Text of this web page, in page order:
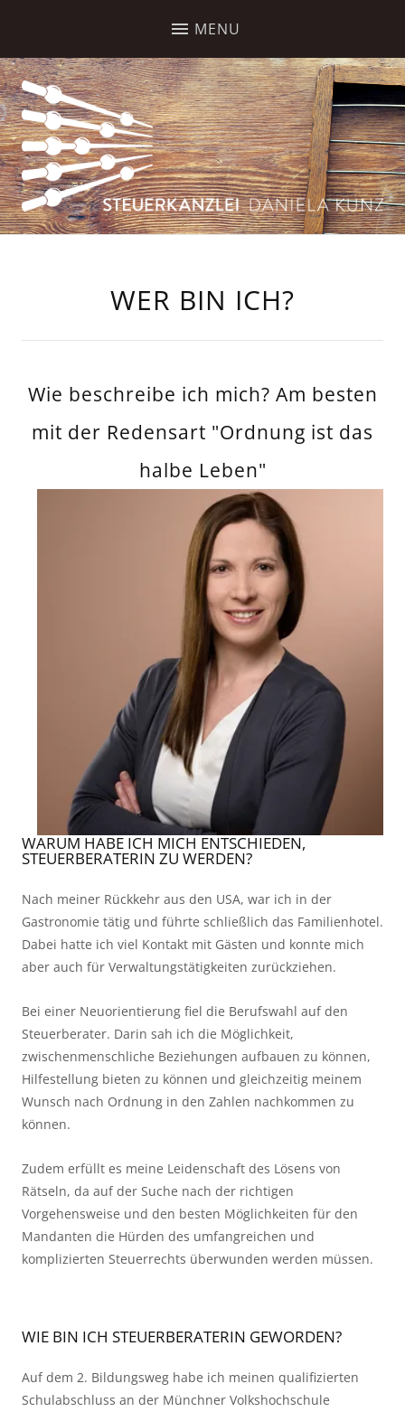
WER BIN ICH?
Wie beschreibe ich mich? Am besten
mit der Redensart "Ordnung ist das
halbe Leben"
WARUM HABE ICH MICH ENTSCHIEDEN,
STEUERBERATERIN ZU WERDEN?
Nach meiner Rückkehr aus den USA, war ich in der
Gastronomie tätig und führte schließlich das Familienhotel.
Dabei hatte ich viel Kontakt mit Gästen und konnte mich
aber auch für Verwaltungstätigkeiten zurückziehen.
Bei einer Neuorientierung fiel die Berufswahl auf den
Steuerberater. Darin sah ich die Möglichkeit,
zwischenmenschliche Beziehungen aufbauen zu können,
Hilfestellung bieten zu können und gleichzeitig meinem
Wunsch nach Ordnung in den Zahlen nachkommen zu
können.
Zudem erfüllt es meine Leidenschaft des Lösens von
Rätseln, da auf der Suche nach der richtigen
Vorgehensweise und den besten Möglichkeiten für den
Mandanten die Hürden des umfangreichen und
komplizierten Steuerrechts überwunden werden müssen.
WIE BIN ICH STEUERBERATERIN GEWORDEN?
Auf dem 2. Bildungsweg habe ich meinen qualifizierten
Schulabschluss an der Münchner Volkshochschule